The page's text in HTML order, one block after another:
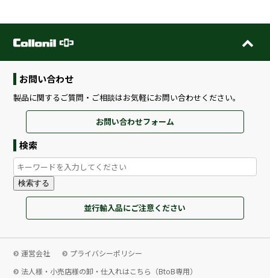
お問い合わせ
製品に関するご質問・ご相談はお気軽にお問い合わせください。
お問い合わせフォーム
検索
検索する
並行輸入品にご注意ください
運営会社
プライバシーポリシー
法人様・小売店様の卸・仕入れはこちら（BtoB専用）